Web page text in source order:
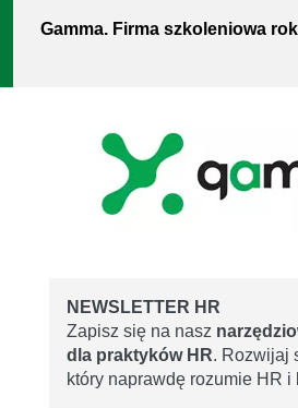
Gamma. Firma szkoleniowa
NEWSLETTER HR
Zapisz się na nasz
dla praktyków HR. Rozwijaj
który naprawdę rozumie HR i